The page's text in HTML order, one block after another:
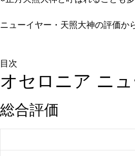
ニューイヤー・天照大神の評価か
目次
オセロニア ニ
総合評価